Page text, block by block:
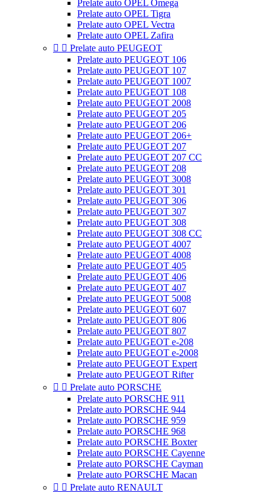
Prelate auto OPEL Omega
Prelate auto OPEL Tigra
Prelate auto OPEL Vectra
Prelate auto OPEL Zafira
  Prelate auto PEUGEOT
Prelate auto PEUGEOT 106
Prelate auto PEUGEOT 107
Prelate auto PEUGEOT 1007
Prelate auto PEUGEOT 108
Prelate auto PEUGEOT 2008
Prelate auto PEUGEOT 205
Prelate auto PEUGEOT 206
Prelate auto PEUGEOT 206+
Prelate auto PEUGEOT 207
Prelate auto PEUGEOT 207 CC
Prelate auto PEUGEOT 208
Prelate auto PEUGEOT 3008
Prelate auto PEUGEOT 301
Prelate auto PEUGEOT 306
Prelate auto PEUGEOT 307
Prelate auto PEUGEOT 308
Prelate auto PEUGEOT 308 CC
Prelate auto PEUGEOT 4007
Prelate auto PEUGEOT 4008
Prelate auto PEUGEOT 405
Prelate auto PEUGEOT 406
Prelate auto PEUGEOT 407
Prelate auto PEUGEOT 5008
Prelate auto PEUGEOT 607
Prelate auto PEUGEOT 806
Prelate auto PEUGEOT 807
Prelate auto PEUGEOT e-208
Prelate auto PEUGEOT e-2008
Prelate auto PEUGEOT Expert
Prelate auto PEUGEOT Rifter
  Prelate auto PORSCHE
Prelate auto PORSCHE 911
Prelate auto PORSCHE 944
Prelate auto PORSCHE 959
Prelate auto PORSCHE 968
Prelate auto PORSCHE Boxter
Prelate auto PORSCHE Cayenne
Prelate auto PORSCHE Cayman
Prelate auto PORSCHE Macan
  Prelate auto RENAULT